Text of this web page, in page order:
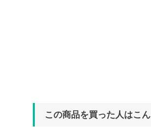
この商品を買った人はこ